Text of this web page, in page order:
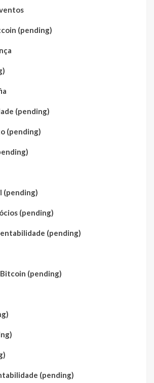
(pending)
(pending)
(pending)
(pending)
(pending)
(pending)
(pending)
(pending)